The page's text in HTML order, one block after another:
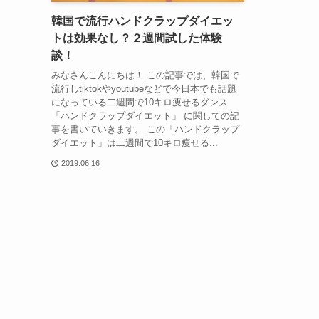
韓国で流行ハンドクラップダイエッ
トは効果なし？２週間試した体験
談！
みなさんこんにちは！ この記事では、韓国で
流行しtiktokやyoutubeなどで今日本でも話題
になっている二週間で10キロ痩せるダンス
「ハンドクラップダイエット」 に関しての記
事を書いていきます。 この「ハンドクラップ
ダイエット」は二週間で10キロ痩せる...
2019.06.16